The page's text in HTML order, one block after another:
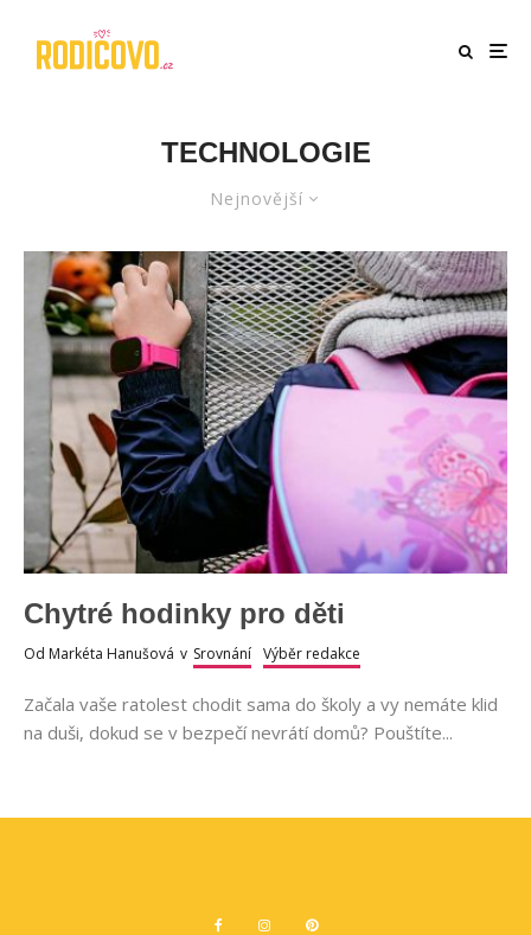
TECHNOLOGIE
Nejnovější
Chytré hodinky pro děti
Od Markéta Hanušová v Srovnání Výběr redakce
Začala vaše ratolest chodit sama do školy a vy nemáte klid
na duši, dokud se v bezpečí nevrátí domů? Pouštíte...